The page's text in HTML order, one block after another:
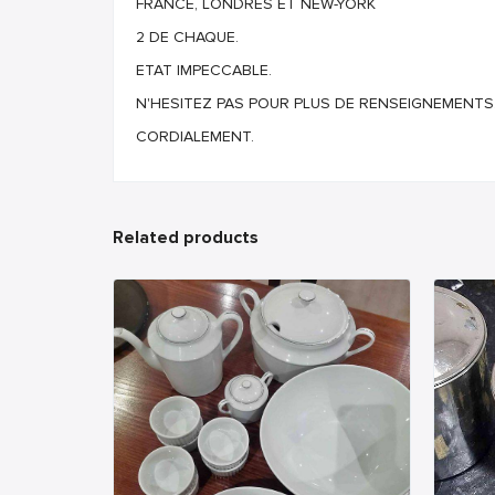
FRANCE, LONDRES ET NEW-YORK
2 DE CHAQUE.
ETAT IMPECCABLE.
N'HESITEZ PAS POUR PLUS DE
CORDIALEMENT.
Related products